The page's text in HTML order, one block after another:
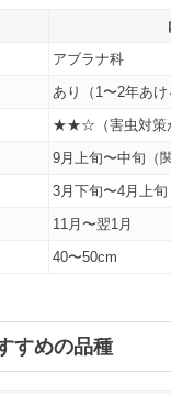
アブラナ科
あり（1〜2年あけ
★★☆（害虫対策
9月上旬〜中旬（
3月下旬〜4月上旬
11月〜翌1月
40〜50cm
すめの品種